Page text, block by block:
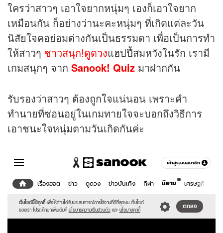
ใครว่าสาวๆ เอาใจยากหนุ่มๆ เองก็เอาใจยาก
เหมือนกัน ก็อย่างว่านะคะหนุ่มๆ ที่เกิดแต่ละวัน
นิสัยใจคอย่อมต่างกันเป็นธรรมดา เพื่อเป็นการทำ
ให้สาวๆ ชาวสนุก!ดูดวงแฮปปี้สมหวังในรัก เรามี
เกมสนุกๆ จาก Sanook! Quiz มาฝากกัน
รับรองว่าสาวๆ ต้องถูกใจแน่นอน เพราะคำ
ทำนายที่ซ่อนอยู่ในเกมทายใจจะบอกถึงวิธีการ
เอาชนะใจหนุ่มตามวันเกิดกันค่ะ